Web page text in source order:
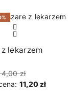
lekarzem
zł
11,20 zł